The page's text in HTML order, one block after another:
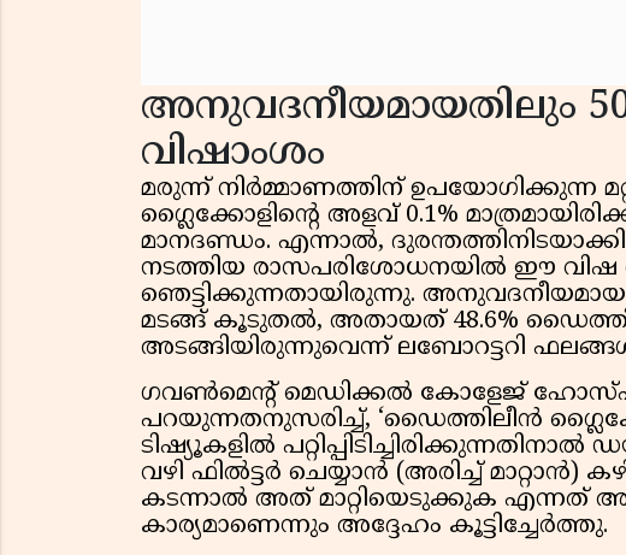
അനുവദനീയമായതിലും
വിഷാംശം
മരുന്ന് നിർമ്മാണത്തിന് ഉപയോഗിക്കുന്ന
ഗ്ലൈക്കോളിന്റെ അളവ് 0.1%
മാനദണ്ഡം. എന്നാൽ,
നടത്തിയ രാസപരിശോധനയിൽ ഈ
ഞെട്ടിക്കുന്നതായിരുന്നു.
മടങ്ങ് കൂടുതൽ, അതായത് 48.6%
അടങ്ങിയിരുന്നുവെന്ന് ലബോറട്ടറി
ഗവൺമെൻ്റ് മെഡിക്കൽ കോളേജ്
പറയുന്നതനുസരിച്ച്, ‘ഡൈത്തിലീൻ
ടിഷ്യൂകളിൽ
വഴി ഫിൽട്ടർ ചെയ്യാൻ (അരിച്ച് മാറ്റാൻ)
കടന്നാൽ അത് മാറ്റിയെടുക്കുക എന്നത്
കാര്യമാണെന്നും അദ്ദേഹം കൂട്ടിച്ചേർത്തു.